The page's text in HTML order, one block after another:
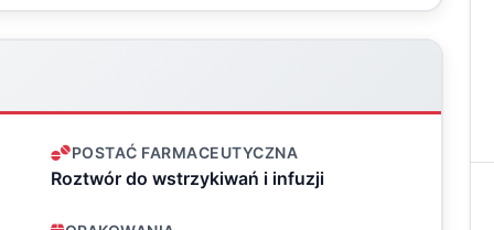
POSTAĆ FARMACEUTYCZNA
Roztwór do wstrzykiwań i infuzji